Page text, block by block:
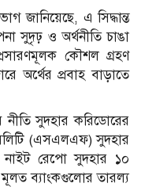
জানিয়েছে, এ সিদ্ধান্ত
সুদৃঢ় ও অর্থনীতি চাঙা
কৌশল গ্রহণ
অর্থের প্রবাহ বাড়াতে
সুদহার করিডোরের
(এসএলএফ) সুদহার
রেপো সুদহার ১০
মূলত ব্যাংকগুলোর তারল্য